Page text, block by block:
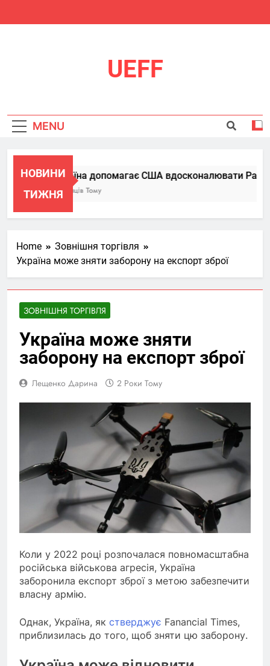
UEFF
MENU
НОВИНИ
ТИЖНЯ
Україна допомагає США вдосконалювати Patriot,
6 Місяців Тому
Home
Зовнішня торгівля
Україна може зняти заборону на експорт зброї
ЗОВНІШНЯ ТОРГІВЛЯ
Україна може зняти
заборону на експорт зброї
Лещенко Дарина 2 Роки Тому
Коли у 2022 році розпочалася повномасштабна
російська військова агресія, Україна
заборонила експорт зброї з метою забезпечити
власну армію.
Однак, Україна, як стверджує Fanancial Times,
приблизилась до того, щоб зняти цю заборону.